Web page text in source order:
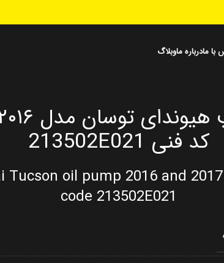
با مادرباره ماوبلاگ
کد فنی 213502E021
Tucson oil pump 2016 and
code 213502E021